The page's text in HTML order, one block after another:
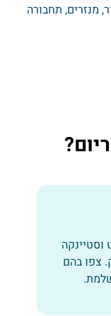
מנזרים, תחבורה
וסטיינקה
צפו בהם